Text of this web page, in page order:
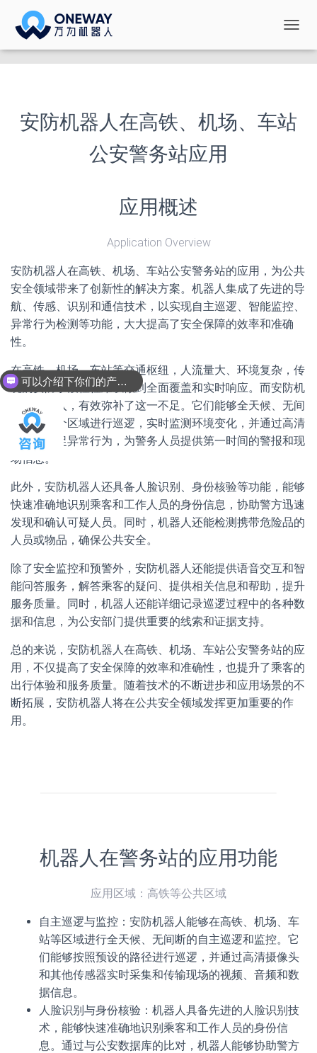
换
导
安防机器人在高铁、机场、车站
公安警务站应用
应用概述
Application Overview
安防机器人在高铁、机场、车站公安警务站的应用，为公共
安全领域带来了创新性的解决方案。机器人集成了先进的导
航、传感、识别和通信技术，以实现自主巡逻、智能监控、
异常行为检测等功能，大大提高了安全保障的效率和准确
性。
在高铁、机场、车站等交通枢纽，人流量大、环境复杂，传
统的安防手段往往难以做到全面覆盖和实时响应。而安防机
器人的引入，有效弥补了这一不足。它们能够全天候、无间
断地在各个区域进行巡逻，实时监测环境变化，并通过高清
摄像头捕捉异常行为，为警务人员提供第一时间的警报和现
场信息。
此外，安防机器人还具备人脸识别、身份核验等功能，能够
快速准确地识别乘客和工作人员的身份信息，协助警方迅速
发现和确认可疑人员。同时，机器人还能检测携带危险品的
人员或物品，确保公共安全。
除了安全监控和预警外，安防机器人还能提供语音交互和智
能问答服务，解答乘客的疑问、提供相关信息和帮助，提升
服务质量。同时，机器人还能详细记录巡逻过程中的各种数
据和信息，为公安部门提供重要的线索和证据支持。
总的来说，安防机器人在高铁、机场、车站公安警务站的应
用，不仅提高了安全保障的效率和准确性，也提升了乘客的
出行体验和服务质量。随着技术的不断进步和应用场景的不
断拓展，安防机器人将在公共安全领域发挥更加重要的作
用。
机器人在警务站的应用功能
应用区域：高铁等公共区域
自主巡逻与监控：安防机器人能够在高铁、机场、车
站等区域进行全天候、无间断的自主巡逻和监控。它
们能够按照预设的路径进行巡逻，并通过高清摄像头
和其他传感器实时采集和传输现场的视频、音频和数
据信息。
人脸识别与身份核验：机器人具备先进的人脸识别技
术，能够快速准确地识别乘客和工作人员的身份信
息。通过与公安数据库的比对，机器人能够协助警方
你们是怎么收费的呢？